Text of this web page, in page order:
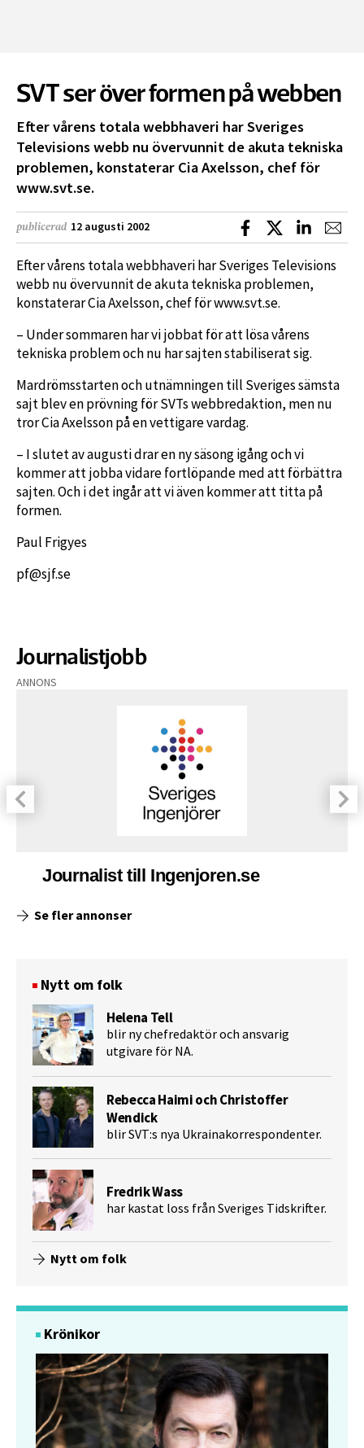
SVT ser över formen på webben
Efter vårens totala webbhaveri har Sveriges
Televisions webb nu övervunnit de akuta tekniska
problemen, konstaterar Cia Axelsson, chef för
www.svt.se.
publicerad 12 augusti 2002 Dela på Facebook
Dela på XDela på
Efter vårens totala webbhaveri har Sveriges Televisions
webb nu övervunnit de akuta tekniska problemen,
konstaterar Cia Axelsson, chef för www.svt.se.
– Under sommaren har vi jobbat för att lösa vårens
tekniska problem och nu har sajten stabiliserat sig.
Mardrömsstarten och utnämningen till Sveriges sämsta
sajt blev en prövning för SVTs webbredaktion, men nu
tror Cia Axelsson på en vettigare vardag.
– I slutet av augusti drar en ny säsong igång och vi
kommer att jobba vidare fortlöpande med att förbättra
sajten. Och i det ingår att vi även kommer att titta på
formen.
Paul Frigyes
pf@sjf.se
Journalistjobb
ANNONS
Journalist till Ingenjoren.se
Se fler annonser
Nytt om folk
Helena Tell
blir ny chefredaktör och ansvarig
utgivare för NA.
Rebecca Haimi och Christoffer
Wendick
blir SVT:s nya Ukrainakorrespondenter.
Fredrik Wass
har kastat loss från Sveriges Tidskrifter.
Nytt om folk
Krönikor